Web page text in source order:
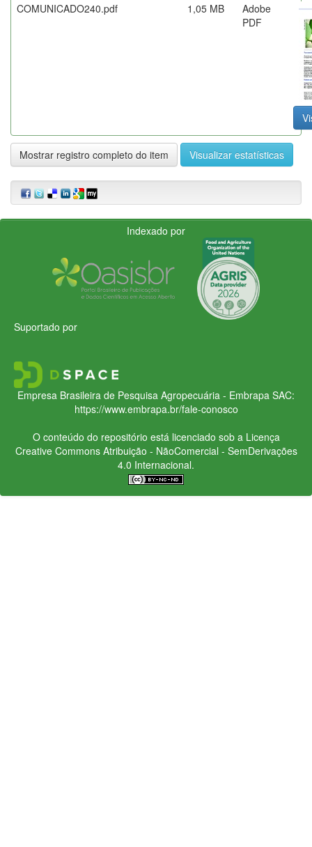
COMUNICADO240.pdf
1,05 MB
Adobe
PDF
Mostrar registro completo do item Visualizar estatísticas
Indexado por
Suportado por
Empresa Brasileira de Pesquisa Agropecuária - Embrapa SAC:
https://www.embrapa.br/fale-conosco
O conteúdo do repositório está licenciado sob a Licença
Creative CommonsAtribuição - NãoComercial - SemDerivações
4.0 Internacional.